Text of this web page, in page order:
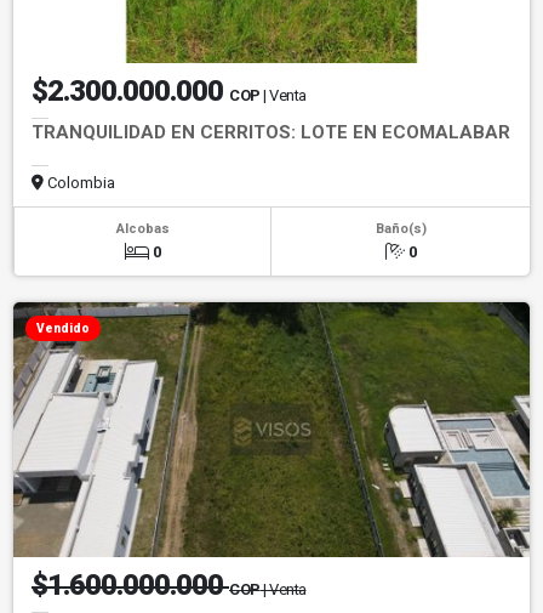
$2.300.000.000 COP | Venta
TRANQUILIDAD EN CERRITOS: LOTE EN ECOMALABAR
Colombia
Alcobas
0
Baño(s)
0
Vendido
$1.600.000.000COP| Venta